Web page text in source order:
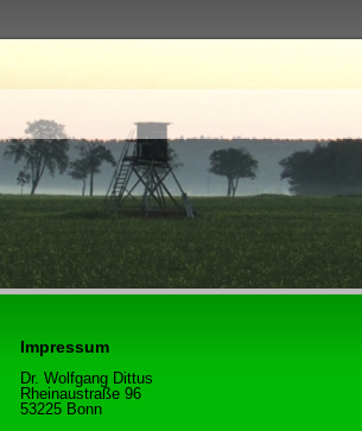
Impressum
Dr. Wolfgang Dittus
Rheinaustraße 96
53225 Bonn